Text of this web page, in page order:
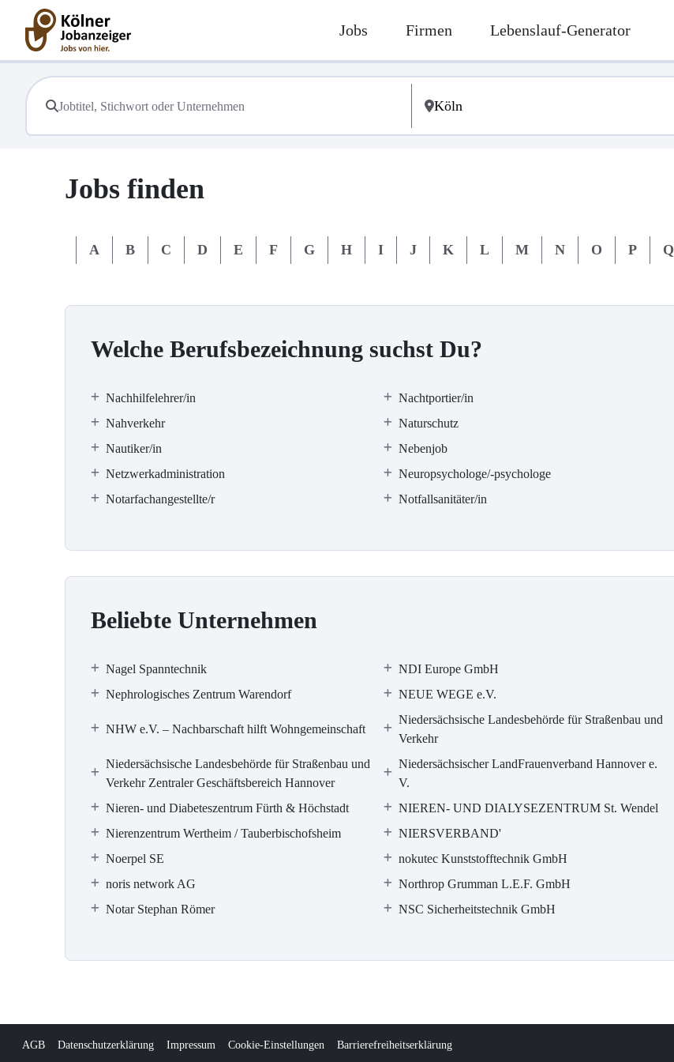
Jobs Firmen Lebenslauf-Generator
Jobs finden
A B C D E F G H I J K L M N O P Q
Welche Berufsbezeichnung suchst Du?
Nachhilfelehrer/in Nachtportier/in
Nahverkehr
Naturschutz
Nautiker/in
Nebenjob
Netzwerkadministration
Neuropsychologe/-psychologe
Notarfachangestellte/r
Notfallsanitäter/in
Beliebte Unternehmen
Nagel Spanntechnik NDI Europe GmbH
Nephrologisches Zentrum Warendorf
NEUE WEGE e.V.
NHW e.V. – Nachbarschaft hilft Wohngemeinschaft
Niedersächsische Landesbehörde für Straßenbau und
Verkehr
Niedersächsische Landesbehörde für Straßenbau und
Verkehr Zentraler Geschäftsbereich Hannover
Niedersächsischer LandFrauenverband Hannover e.
V.
Nieren- und Diabeteszentrum Fürth & Höchstadt NIEREN- UND DIALYSEZENTRUM St. Wendel
Nierenzentrum Wertheim / Tauberbischofsheim
NIERSVERBAND'
Noerpel SE
nokutec Kunststofftechnik GmbH
noris network AG
Northrop Grumman L.E.F. GmbH
Notar Stephan Römer
NSC Sicherheitstechnik GmbH
AGB Datenschutzerklärung Impressum Cookie-Einstellungen Barrierefreiheitserklärung